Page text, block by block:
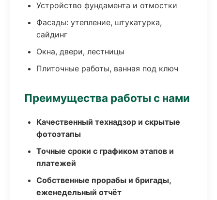
Устройство фундамента и отмостки
Фасады: утепление, штукатурка,
сайдинг
Окна, двери, лестницы
Плиточные работы, ванная под ключ
Преимущества работы с нами
Качественный технадзор и скрытые
фотоэтапы
Точные сроки с графиком этапов и
платежей
Собственные прорабы и бригады,
еженедельный отчёт